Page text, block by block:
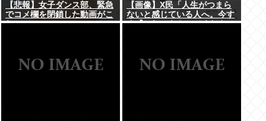
【悲報】女子ダンス部、緊急
でコメ欄を閉鎖した動画がこ
れ・・・・・
【画像】X民「人生がつまら
ないと感じている人へ。今す
ぐ『これ』をやってくださ